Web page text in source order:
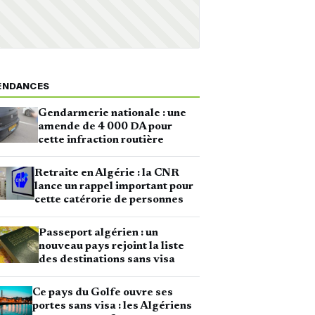
Gendarmerie nationale : une
amende de 4 000 DA pour
cette infraction routière
Retraite en Algérie : la CNR
lance un rappel important pour
cette catérorie de personnes
Passeport algérien : un
nouveau pays rejoint la liste
des destinations sans visa
Ce pays du Golfe ouvre ses
portes sans visa : les Algériens